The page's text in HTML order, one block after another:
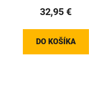
32,95 €
DO KOŠÍKA